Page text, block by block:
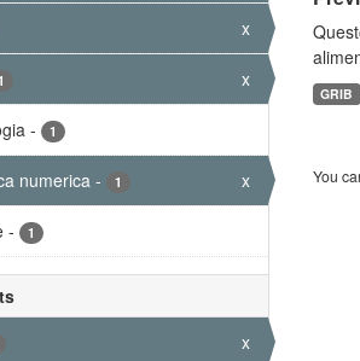
x
x
- 1
numerica - 1 x
- 1
x
GRIB
You